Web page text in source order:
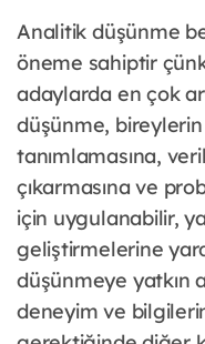
Analitik düşünme
öneme sahiptir
adaylarda en çok
düşünme,
tanımlamasına,
çıkarmasına ve
için uygulanabilir,
geliştirmelerine
düşünmeye yatkın
deneyim ve